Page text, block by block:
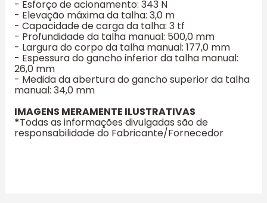
- Esforço de acionamento: 343 N
- Elevação máxima da talha: 3,0 m
- Capacidade de carga da talha: 3 tf
- Profundidade da talha manual: 500,0 mm
- Largura do corpo da talha manual: 177,0 mm
- Espessura do gancho inferior da talha manual:
26,0 mm
- Medida da abertura do gancho superior da talha
manual: 34,0 mm
IMAGENS MERAMENTE ILUSTRATIVAS
*Todas as informações divulgadas são de
responsabilidade do Fabricante/Fornecedor